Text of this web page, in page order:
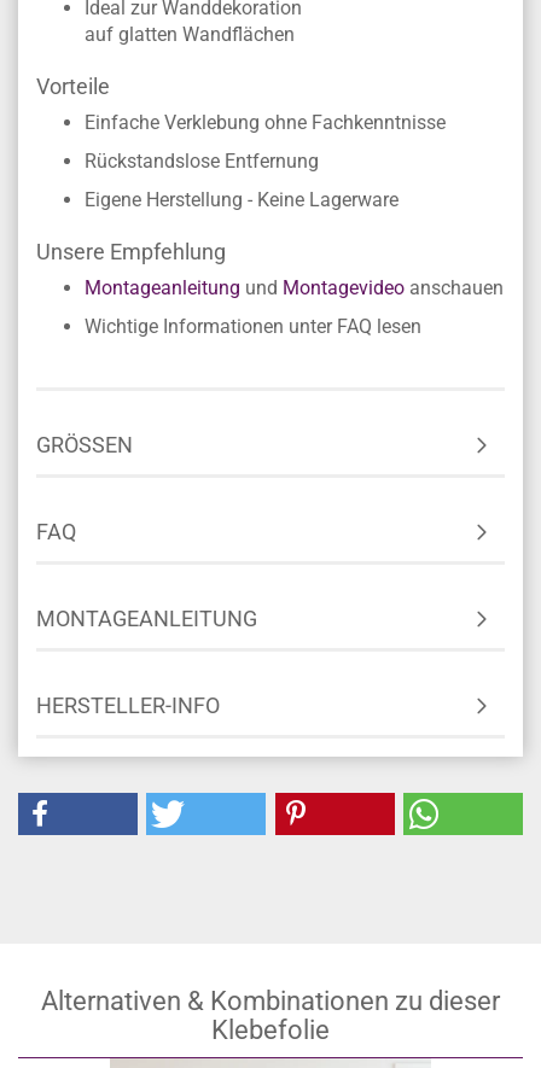
Ideal zur Wanddekoration
auf glatten Wandflächen
Vorteile
Einfache Verklebung ohne Fachkenntnisse
Rückstandslose Entfernung
Eigene Herstellung - Keine Lagerware
Unsere Empfehlung
Montageanleitung und Montagevideo anschauen
Wichtige Informationen unter FAQ lesen
GRÖSSEN
FAQ
MONTAGEANLEITUNG
HERSTELLER-INFO
Alternativen & Kombinationen zu dieser
Klebefolie